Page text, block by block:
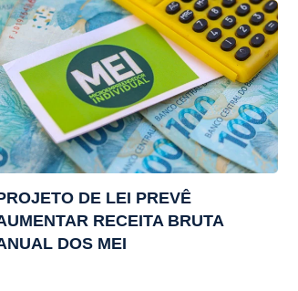
DE LEI PREVÊ
RECEITA BRUTA
DOS MEI